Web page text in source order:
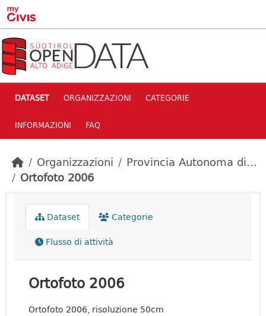
Skip to main content
DATASET ORGANIZZAZIONI CATEGORIE
INFORMAZIONI FAQ
Organizzazioni
Provincia Autonoma di...
Ortofoto 2006
Dataset
Categorie
Flusso di attività
Ortofoto 2006
Ortofoto 2006, risoluzione 50cm